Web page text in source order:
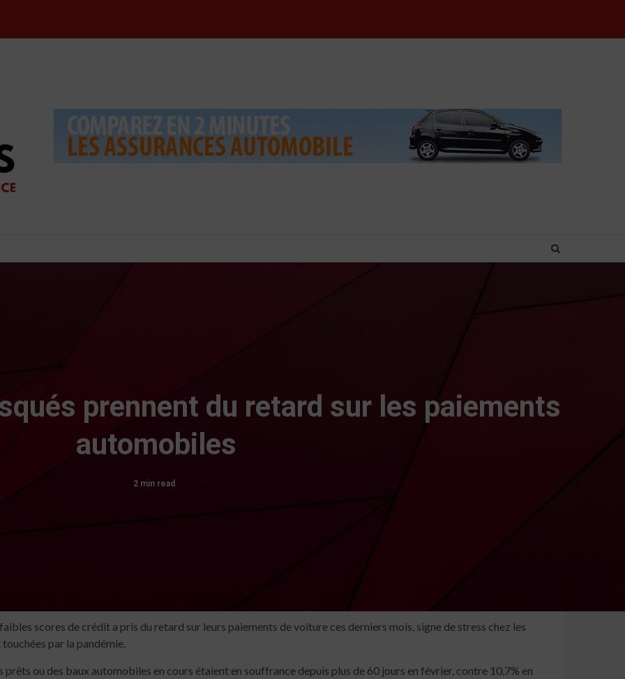
prennent du retard sur les paiements
automobiles
2 min read
scores de crédit a pris du retard sur leurs paiements de voiture ces derniers mois, signe de stress chez les
par la pandémie.
ou des baux automobiles en cours étaient en souffrance depuis plus de 60 jours en février, contre 10,7% en